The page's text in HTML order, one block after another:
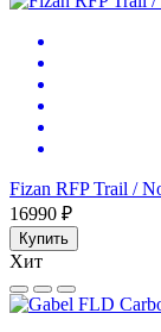
Fizan RFP Trail /
16990 ₽
Купить
Хит